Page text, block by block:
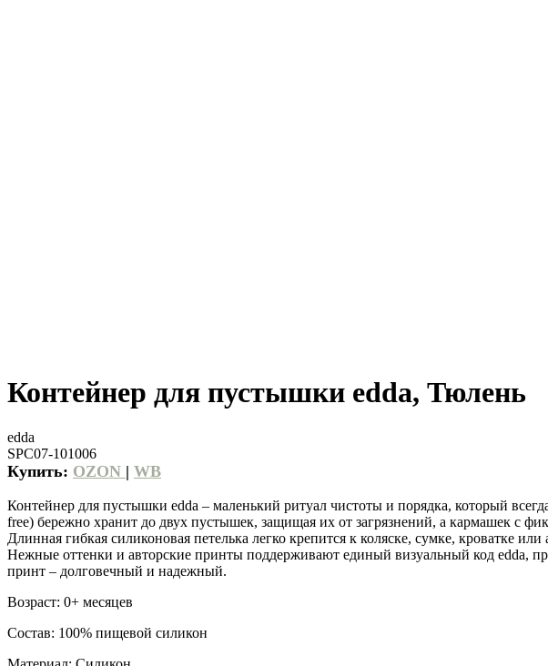
Контейнер для пустышки edda, Тюлень
edda
SPC07-101006
Купить: OZON | WB
Контейнер для пустышки edda – маленький ритуал чистоты и порядка, который
free) бережно хранит до двух пустышек, защищая их от загрязнений, а кармашек с
Длинная гибкая силиконовая петелька легко крепится к коляске, сумке, кроватке
Нежные оттенки и авторские принты поддерживают единый визуальный код edda,
принт – долговечный и надежный.
Возраст: 0+ месяцев
Состав: 100% пищевой силикон